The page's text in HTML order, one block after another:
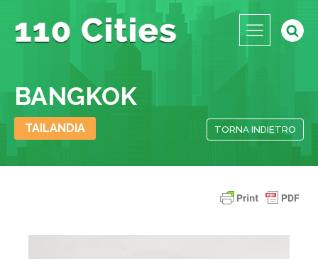
BANGKOK
TAILANDIA TORNA INDIETRO